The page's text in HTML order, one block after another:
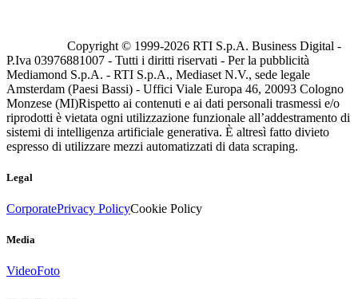
Copyright © 1999-2026 RTI S.p.A. Business Digital -
P.Iva 03976881007 - Tutti i diritti riservati - Per la pubblicità
Mediamond S.p.A. - RTI S.p.A., Mediaset N.V., sede legale
Amsterdam (Paesi Bassi) - Uffici Viale Europa 46, 20093 Cologno
Monzese (MI)Rispetto ai contenuti e ai dati personali trasmessi e/o
riprodotti è vietata ogni utilizzazione funzionale all’addestramento di
sistemi di intelligenza artificiale generativa. È altresì fatto divieto
espresso di utilizzare mezzi automatizzati di data scraping.
Legal
CorporatePrivacy PolicyCookie Policy
Media
VideoFoto